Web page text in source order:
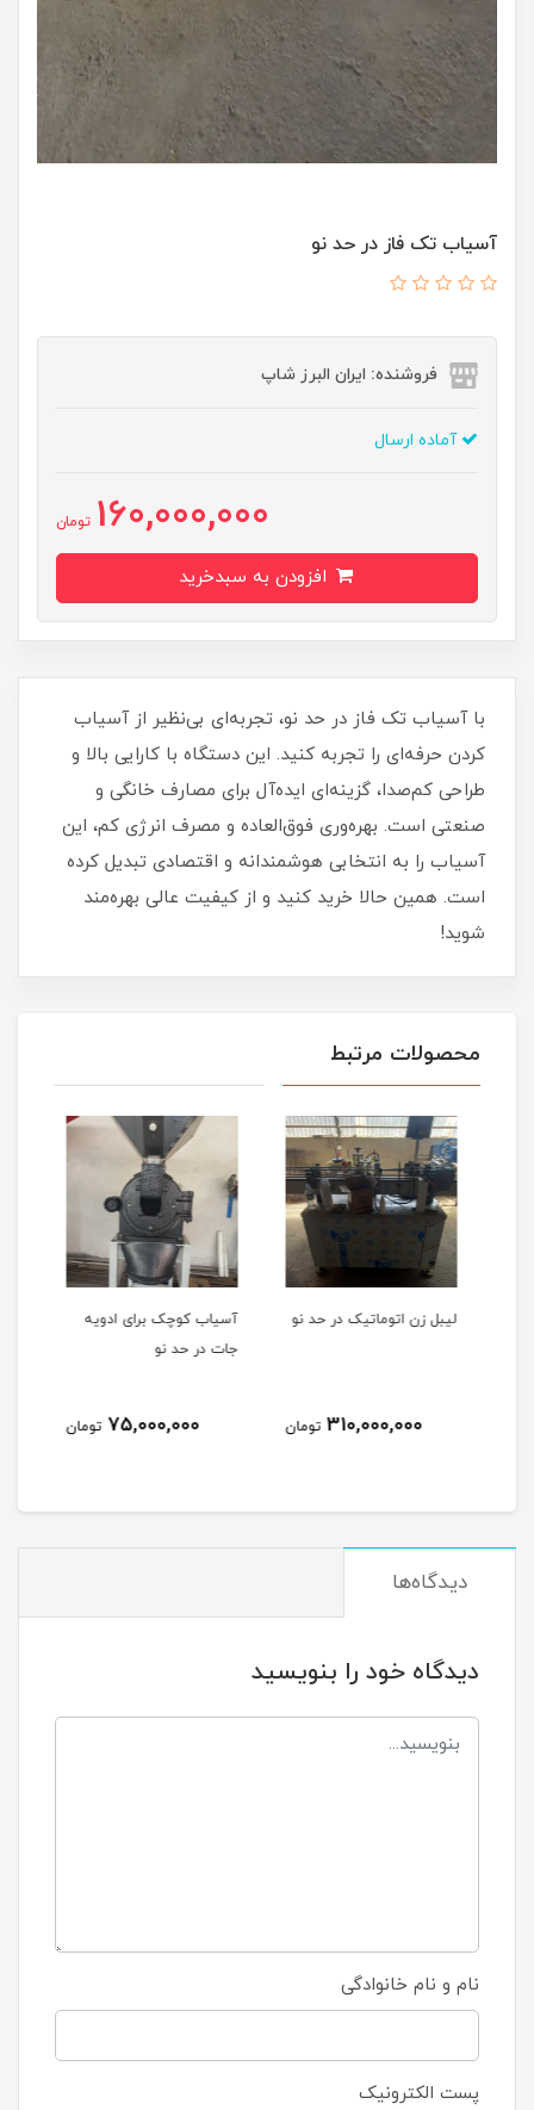
آسیاب تک فاز در حد نو
فروشنده: ایران البرز شاپ
آماده ارسال
160,000,000 تومان
با آسیاب تک فاز در حد نو، تجربه‌ای بی‌نظیر از آسیاب
کردن حرفه‌ای را تجربه کنید. این دستگاه با کارایی بالا و
طراحی کم‌صدا، گزینه‌ای ایده‌آل برای مصارف خانگی و
صنعتی است. بهره‌وری فوق‌العاده و مصرف انرژی کم، این
آسیاب را به انتخابی هوشمندانه و اقتصادی تبدیل کرده
است. همین حالا خرید کنید و از کیفیت عالی بهره‌مند
شوید!
محصولات مرتبط
لیبل زن اتوماتیک در حد نو
310,000,000 تومان
آسیاب کوچک برای ادویه
جات در حد نو
75,000,000 تومان
دیدگاه‌ها
دیدگاه خود را بنویسید
نام و نام خانوادگی
پست الکترونیک